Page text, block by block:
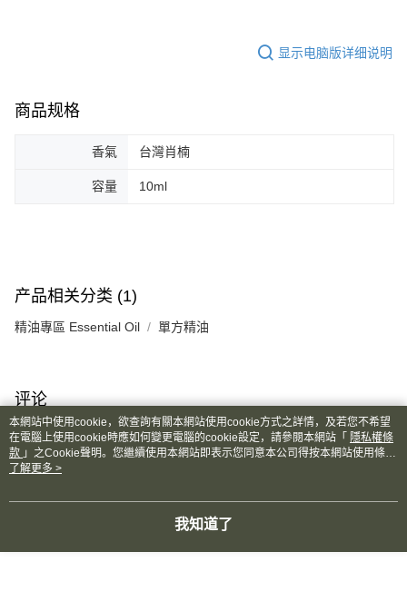
显示电脑版详细说明
商品规格
香氣 台灣肖楠
容量 10ml
产品相关分类 (1)
精油專區 Essential Oil 單方精油
评论
此商品目前未被评论
本分类热销
本網站中使用cookie，欲查詢有關本網站使用cookie方式之詳情，及若您不希望
在電腦上使用cookie時應如何變更電腦的cookie設定，請參閱本網站「 隱私權條
款 」之Cookie聲明。您繼續使用本網站即表示您同意本公司得按本網站使用條款
之Cookie聲明使用cookie。
了解更多 >
我知道了